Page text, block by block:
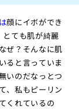
顔にイボができ
ても肌が綺麗
ぜ？そんなに肌
ると言っていま
いのだなっとつ
、私もピーリン
くれているの